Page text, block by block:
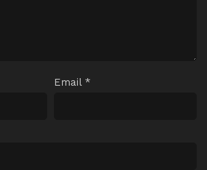
Email *